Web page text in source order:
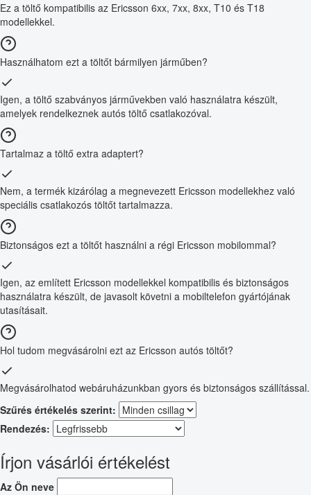
Ez a töltő kompatibilis az Ericsson 6xx, 7xx, 8xx, T10 és T18
modellekkel.
Használhatom ezt a töltőt bármilyen járműben?
Igen, a töltő szabványos járművekben való használatra készült,
amelyek rendelkeznek autós töltő csatlakozóval.
Tartalmaz a töltő extra adaptert?
Nem, a termék kizárólag a megnevezett Ericsson modellekhez való
speciális csatlakozós töltőt tartalmazza.
Biztonságos ezt a töltőt használni a régi Ericsson mobilommal?
Igen, az említett Ericsson modellekkel kompatibilis és biztonságos
használatra készült, de javasolt követni a mobiltelefon gyártójának
utasításait.
Hol tudom megvásárolni ezt az Ericsson autós töltőt?
Megvásárolhatod webáruházunkban gyors és biztonságos szállítással.
Szűrés értékelés szerint:
Rendezés:
Írjon vásárlói értékelést
Az Ön neve